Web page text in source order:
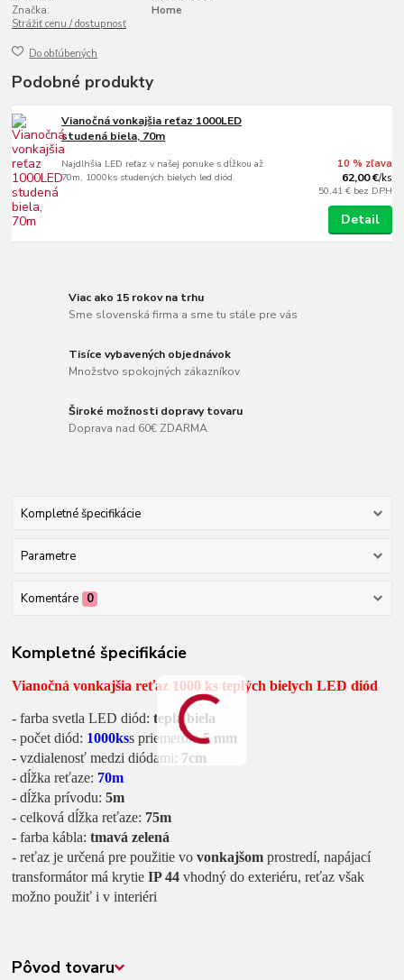
Značka:
Home
Strážiť cenu / dostupnosť
Do obľúbených
Podobné produkty
Vianočná vonkajšia reťaz 1000LED
studená biela, 70m
Najdlhšia LED reťaz v našej ponuke s dĺžkou až
70m, 1000ks studených bielych led diód.
10 % zľava
62,00 €/ks
50,41 € bez DPH
Detail
Viac ako 15 rokov na trhu
Sme slovenská firma a sme tu stále pre vás
Tisíce vybavených objednávok
Množstvo spokojných zákazníkov
Široké možnosti dopravy tovaru
Doprava nad 60€ ZDARMA
Kompletné špecifikácie
Parametre
Komentáre 0
Kompletné špecifikácie
Vianočná vonkajšia reťaz 1000 ks teplých bielych LED diód
- farba svetla LED diód:teplá biela
- počet diód: 1000kss priemerom5 mm
- vzdialenosť medzi diódami: 7cm
- dĺžka reťaze: 70m
- dĺžka prívodu:5m
- celková dĺžka reťaze: 75m
- farba kábla:tmavá zelená
- reťaz je určená pre použitie vovonkajšom prostredí, napájací
transformátor má krytieIP 44 vhodný do exteriéru,reťaz však
možno použiť i v interiéri
Pôvod tovaru